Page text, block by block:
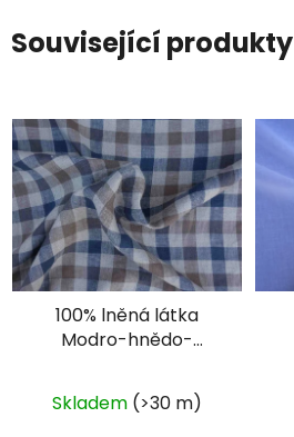
Související produkty
100% lněná látka
Modro-hnědo-
Skladem (>30 m)